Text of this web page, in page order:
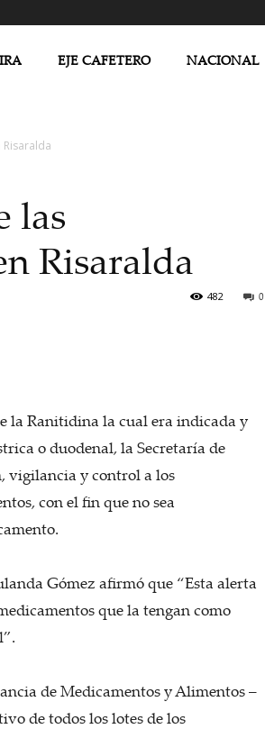
EJE CAFETERO NACIONAL
las
Risaralda
0
482
la Ranitidina la cual era indicada y
o duodenal, la Secretaría de
vigilancia y control a los
con el fin que no sea
Gómez afirmó que “Esta alerta
que la tengan como
de Medicamentos y Alimentos –
de todos los lotes de los